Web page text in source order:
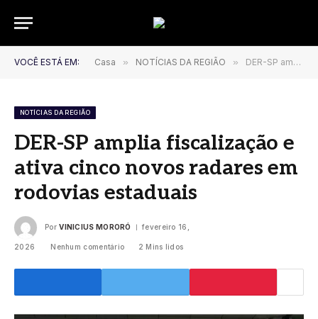
VOCÊ ESTÁ EM: Casa » NOTÍCIAS DA REGIÃO » DER-SP amplia fiscalização e ativa cinco novos radares em rodovias estaduais
NOTÍCIAS DA REGIÃO
DER-SP amplia fiscalização e
ativa cinco novos radares em
rodovias estaduais
Por VINICIUS MORORÓ fevereiro 16,
2026 Nenhum comentário 2 Mins lidos